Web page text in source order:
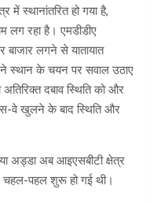
में स्थानांतरित हो गया है,
लग रहा है। एमडीडीए
लगने से यातायात
ने स्थान के चयन पर सवाल उठाए
अतिरिक्त दबाव स्थिति को और
वे खुलने के बाद स्थिति और
अड्डा अब आइएसबीटी क्षेत्र
चहल-पहल शुरू हो गई थी।